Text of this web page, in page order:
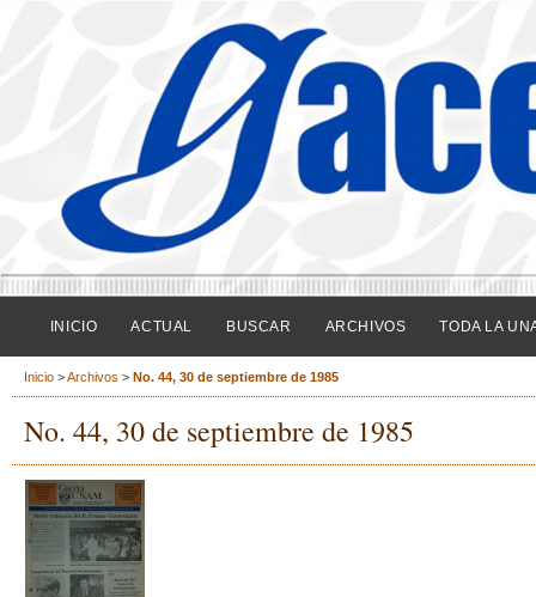
INICIO ACTUAL BUSCAR ARCHIVOS TODA LA
Inicio >Archivos > No. 44, 30 de septiembre de 1985
No. 44, 30 de septiembre de 1985